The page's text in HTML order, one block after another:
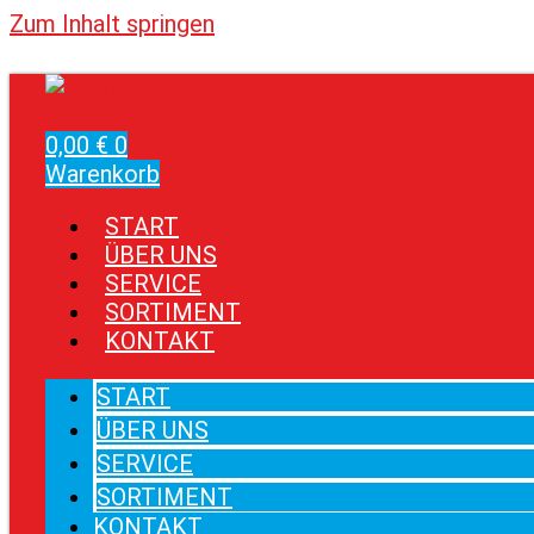
Zum Inhalt springen
0,00 € 0
Warenkorb
START
ÜBER UNS
SERVICE
SORTIMENT
KONTAKT
START
ÜBER UNS
SERVICE
SORTIMENT
KONTAKT